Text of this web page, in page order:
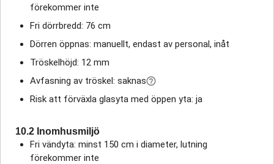
förekommer inte
Fri dörrbredd: 76 cm
Dörren öppnas: manuellt, endast av personal, inåt
Tröskelhöjd: 12 mm
Avfasning av tröskel: saknas
Risk att förväxla glasyta med öppen yta: ja
10.2 Inomhusmiljö
Fri vändyta: minst 150 cm i diameter, lutning
förekommer inte